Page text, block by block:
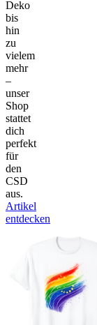
Deko
bis
hin
zu
vielem
mehr
–
unser
Shop
stattet
dich
perfekt
für
den
CSD
aus.
Artikel
entdecken